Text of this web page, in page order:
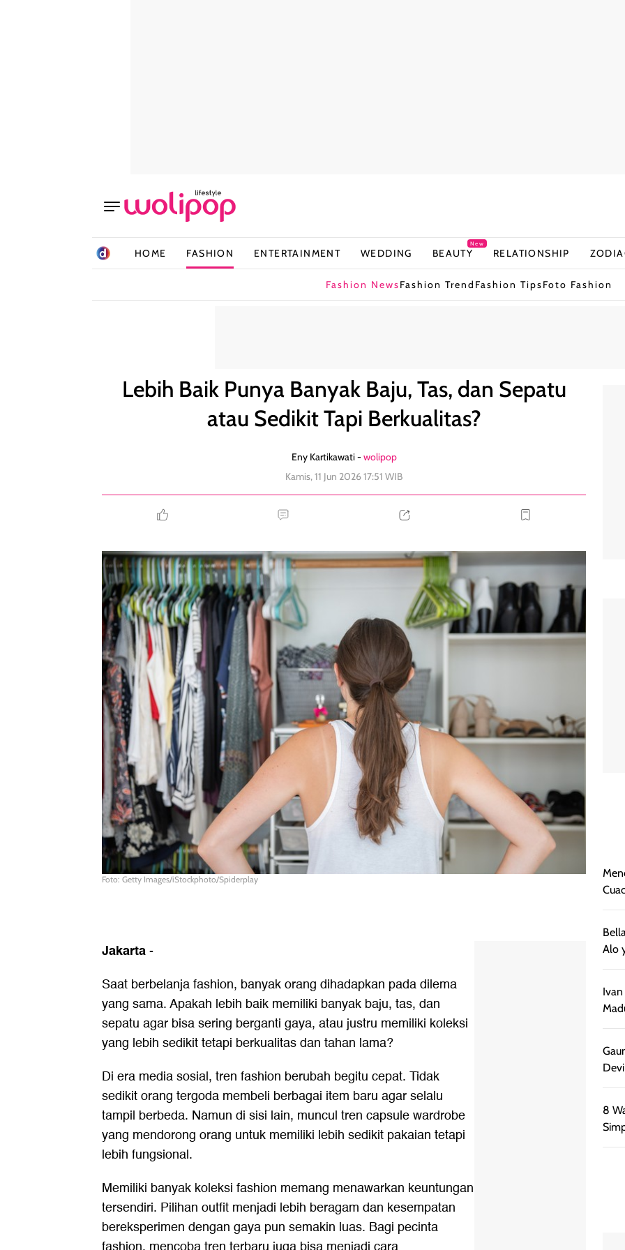
HOME FASHION ENTERTAINMENT WEDDING BEAUTY
New
RELATIONSHIP
Fashion NewsFashion Trend Fashion TipsFoto Fashion
Lebih Baik Punya Banyak Baju, Tas, dan Sepatu
atau Sedikit Tapi Berkualitas?
Eny Kartikawati -wolipop
Kamis, 11 Jun 2026 17:51 WIB
Foto: Getty Images/iStockphoto/Spiderplay
Jakarta-
Saat berbelanja fashion, banyak orang dihadapkan pada dilema
yang sama. Apakah lebih baik memiliki banyak baju, tas, dan
sepatu agar bisa sering berganti gaya, atau justru memiliki koleksi
yang lebih sedikit tetapi berkualitas dan tahan lama?
Di era media sosial, tren fashion berubah begitu cepat. Tidak
sedikit orang tergoda membeli berbagai item baru agar selalu
tampil berbeda. Namun di sisi lain, muncul tren capsule wardrobe
yang mendorong orang untuk memiliki lebih sedikit pakaian tetapi
lebih fungsional.
Memiliki banyak koleksi fashion memang menawarkan keuntungan
tersendiri. Pilihan outfit menjadi lebih beragam dan kesempatan
bereksperimen dengan gaya pun semakin luas. Bagi pecinta
Alo
8